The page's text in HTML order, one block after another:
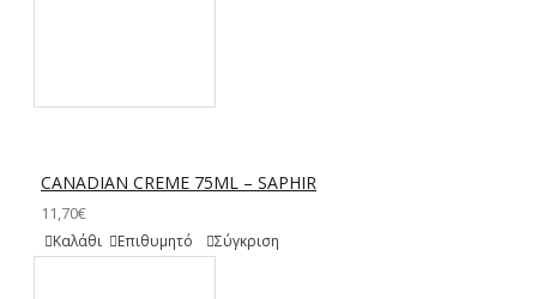
CANADIAN CREME 75ML – SAPHIR
11,70€
Καλάθι Επιθυμητό Σύγκριση